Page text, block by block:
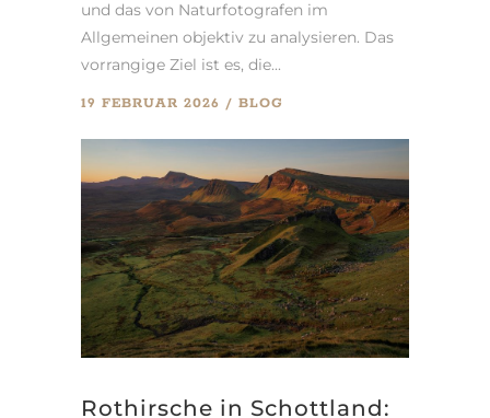
und das von Naturfotografen im
Allgemeinen objektiv zu analysieren. Das
vorrangige Ziel ist es, die...
19 FEBRUAR 2026 BLOG
Rothirsche in Schottland: